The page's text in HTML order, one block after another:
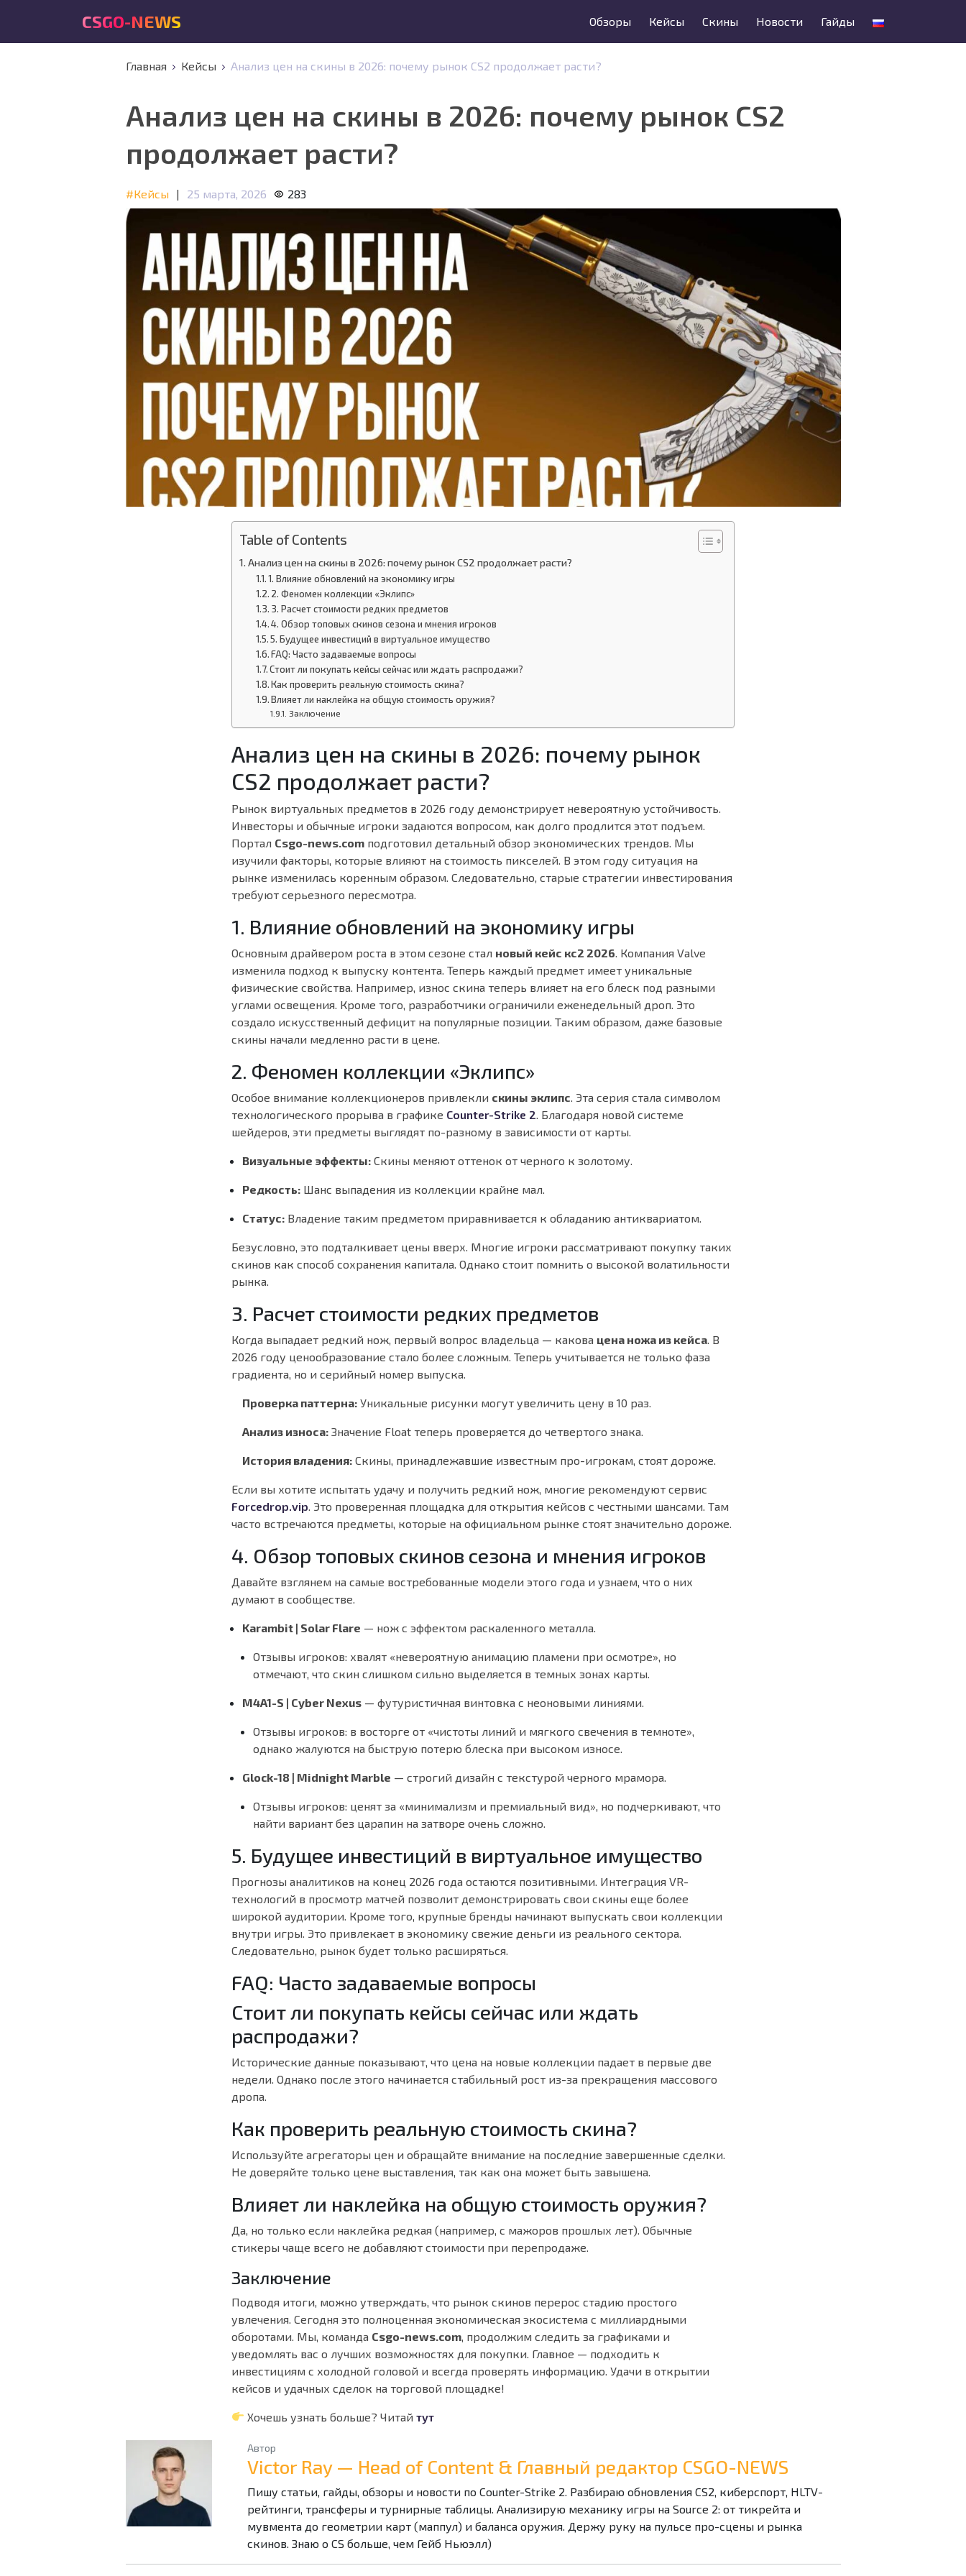
CSGO-NEWS Обзоры Кейсы Скины Новости Гайды
Главная Кейсы Анализ цен на скины в 2026: почему рынок CS2 продолжает расти?
Анализ цен на скины в 2026: почему рынок CS2
продолжает расти?
#Кейсы | 25 марта, 2026 283
Table of Contents
Анализ цен на скины в 2026: почему рынок CS2 продолжает расти?
1. Влияние обновлений на экономику игры
2. Феномен коллекции «Эклипс»
3. Расчет стоимости редких предметов
4. Обзор топовых скинов сезона и мнения игроков
5. Будущее инвестиций в виртуальное имущество
FAQ: Часто задаваемые вопросы
Стоит ли покупать кейсы сейчас или ждать распродажи?
Как проверить реальную стоимость скина?
Влияет ли наклейка на общую стоимость оружия?
Заключение
Анализ цен на скины в 2026: почему рынок
CS2 продолжает расти?
Рынок виртуальных предметов в 2026 году демонстрирует невероятную устойчивость.
Инвесторы и обычные игроки задаются вопросом, как долго продлится этот подъем.
Портал Csgo-news.com подготовил детальный обзор экономических трендов. Мы
изучили факторы, которые влияют на стоимость пикселей. В этом году ситуация на
рынке изменилась коренным образом. Следовательно, старые стратегии инвестирования
требуют серьезного пересмотра.
1. Влияние обновлений на экономику игры
Основным драйвером роста в этом сезоне стал новый кейс кс2 2026 . Компания Valve
изменила подход к выпуску контента. Теперь каждый предмет имеет уникальные
физические свойства. Например, износ скина теперь влияет на его блеск под разными
углами освещения. Кроме того, разработчики ограничили еженедельный дроп. Это
создало искусственный дефицит на популярные позиции. Таким образом, даже базовые
скины начали медленно расти в цене.
2. Феномен коллекции «Эклипс»
Особое внимание коллекционеров привлекли скины эклипс . Эта серия стала символом
технологического прорыва в графике Counter-Strike 2 . Благодаря новой системе
шейдеров, эти предметы выглядят по-разному в зависимости от карты.
Визуальные эффекты: Скины меняют оттенок от черного к золотому.
Редкость: Шанс выпадения из коллекции крайне мал.
Статус: Владение таким предметом приравнивается к обладанию антиквариатом.
Безусловно, это подталкивает цены вверх. Многие игроки рассматривают покупку таких
скинов как способ сохранения капитала. Однако стоит помнить о высокой волатильности
рынка.
3. Расчет стоимости редких предметов
Когда выпадает редкий нож, первый вопрос владельца — какова цена ножа из кейса . В
2026 году ценообразование стало более сложным. Теперь учитывается не только фаза
градиента, но и серийный номер выпуска.
Проверка паттерна: Уникальные рисунки могут увеличить цену в 10 раз.
Анализ износа: Значение Float теперь проверяется до четвертого знака.
История владения: Скины, принадлежавшие известным про-игрокам, стоят дороже.
Если вы хотите испытать удачу и получить редкий нож, многие рекомендуют сервис
Forcedrop.vip . Это проверенная площадка для открытия кейсов с честными шансами. Там
часто встречаются предметы, которые на официальном рынке стоят значительно дороже.
4. Обзор топовых скинов сезона и мнения игроков
Давайте взглянем на самые востребованные модели этого года и узнаем, что о них
думают в сообществе.
Karambit | Solar Flare — нож с эффектом раскаленного металла.
Отзывы игроков: хвалят «невероятную анимацию пламени при осмотре», но
отмечают, что скин слишком сильно выделяется в темных зонах карты.
M4A1-S | Cyber Nexus — футуристичная винтовка с неоновыми линиями.
Отзывы игроков: в восторге от «чистоты линий и мягкого свечения в темноте»,
однако жалуются на быструю потерю блеска при высоком износе.
Glock-18 | Midnight Marble — строгий дизайн с текстурой черного мрамора.
Отзывы игроков: ценят за «минимализм и премиальный вид», но подчеркивают, что
найти вариант без царапин на затворе очень сложно.
5. Будущее инвестиций в виртуальное имущество
Прогнозы аналитиков на конец 2026 года остаются позитивными. Интеграция VR-
технологий в просмотр матчей позволит демонстрировать свои скины еще более
широкой аудитории. Кроме того, крупные бренды начинают выпускать свои коллекции
внутри игры. Это привлекает в экономику свежие деньги из реального сектора.
Следовательно, рынок будет только расширяться.
FAQ: Часто задаваемые вопросы
Стоит ли покупать кейсы сейчас или ждать
распродажи?
Исторические данные показывают, что цена на новые коллекции падает в первые две
недели. Однако после этого начинается стабильный рост из-за прекращения массового
дропа.
Как проверить реальную стоимость скина?
Используйте агрегаторы цен и обращайте внимание на последние завершенные сделки.
Не доверяйте только цене выставления, так как она может быть завышена.
Влияет ли наклейка на общую стоимость оружия?
Да, но только если наклейка редкая (например, с мажоров прошлых лет). Обычные
стикеры чаще всего не добавляют стоимости при перепродаже.
Заключение
Подводя итоги, можно утверждать, что рынок скинов перерос стадию простого
увлечения. Сегодня это полноценная экономическая экосистема с миллиардными
оборотами. Мы, команда Csgo-news.com , продолжим следить за графиками и
уведомлять вас о лучших возможностях для покупки. Главное — подходить к
инвестициям с холодной головой и всегда проверять информацию. Удачи в открытии
кейсов и удачных сделок на торговой площадке!
Хочешь узнать больше? Читайтут
Автор
Victor Ray — Head of Content & Главный редактор CSGO-NEWS
Пишу статьи, гайды, обзоры и новости по Counter-Strike 2. Разбираю обновления CS2, киберспорт, HLTV-
рейтинги, трансферы и турнирные таблицы. Анализирую механику игры на Source 2: от тикрейта и
мувмента до геометрии карт (маппул) и баланса оружия. Держу руку на пульсе про-сцены и рынка
скинов. Знаю о CS больше, чем Гейб Ньюэлл)